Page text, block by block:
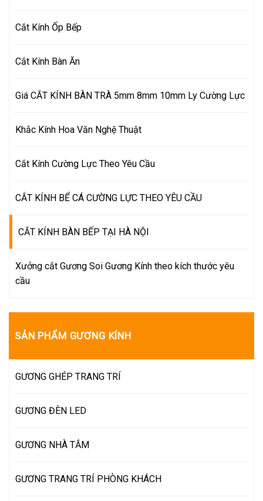
Cắt Kính Ốp Bếp
Cắt Kính Bàn Ăn
Giá CẮT KÍNH BÀN TRÀ 5mm 8mm 10mm Ly Cường Lực
Khắc Kính Hoa Văn Nghệ Thuật
Cắt Kính Cường Lực Theo Yêu Cầu
CẮT KÍNH BỂ CÁ CƯỜNG LỰC THEO YÊU CẦU
CẮT KÍNH BÀN BẾP TẠI HÀ NỘI
Xưởng cắt Gương Soi Gương Kính theo kích thước yêu
cầu
SẢN PHẨM GƯƠNG KÍNH
GƯƠNG GHÉP TRANG TRÍ
GƯƠNG ĐÈN LED
GƯƠNG NHÀ TẮM
GƯƠNG TRANG TRÍ PHÒNG KHÁCH